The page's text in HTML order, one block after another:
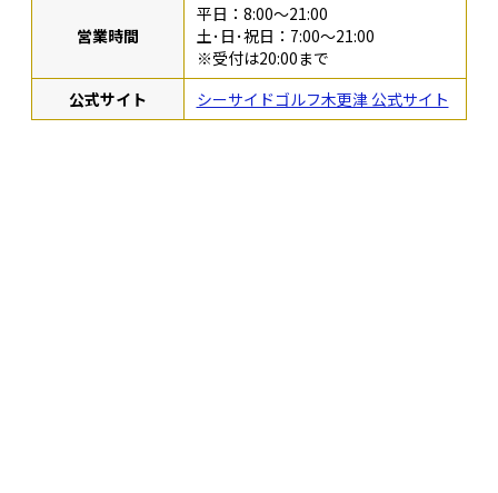
営業時間
平日：8:00～21:00
土･日･祝日：7:00～21:00
※受付は20:00まで
公式サイト
シーサイドゴルフ木更津 公式サイト